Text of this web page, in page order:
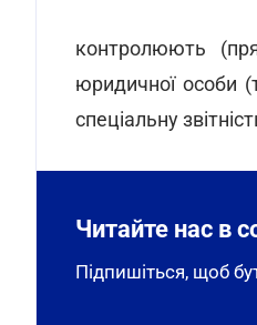
контролюють
юридичної особи
спеціальну
Читайте нас в
Підпишіться, щоб